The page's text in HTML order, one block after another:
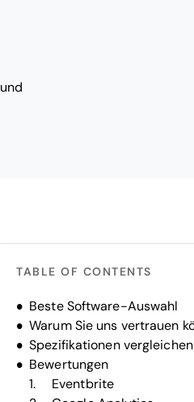
TABLE OF CONTENTS
Beste Software-Auswahl
Warum Sie uns vertrauen
Spezifikationen vergleichen
Bewertungen
Eventbrite